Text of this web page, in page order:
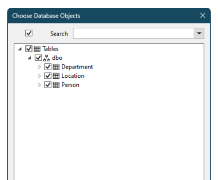
인할 것이며 ASP.NET Core application에서 Blzor Server를 사
용하기 위한 구성방법과 Blazor Server Project를 위한 부품의 역
할을 하는 것으로 Razor component사용 시 가능한 기본적인 기능
에 대해서도 살펴보고자 합니다. 1. Project 준비 필요한 Project는
이미 아래 글에서 만들어 보았으며 여기에서 더 바뀌는 것은 없습니
다. [.NET/AS..